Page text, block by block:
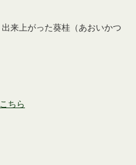
来上がった葵桂（あおいかつ
こちら